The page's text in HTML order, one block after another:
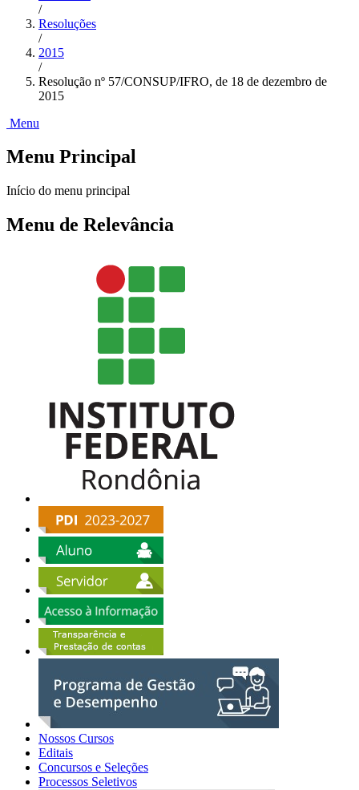
/
Resoluções
/
2015
/
Resolução nº 57/CONSUP/IFRO, de 18 de dezembro de
2015
Menu
Menu Principal
Início do menu principal
Menu de Relevância
Nossos Cursos
Editais
Concursos e Seleções
Processos Seletivos